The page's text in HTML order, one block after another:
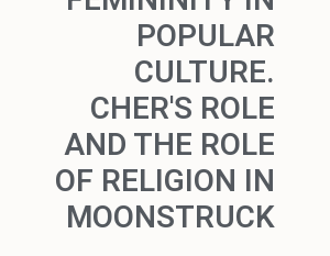
POPULAR
CULTURE.
CHER'S ROLE
AND THE ROLE
OF RELIGION IN
MOONSTRUCK